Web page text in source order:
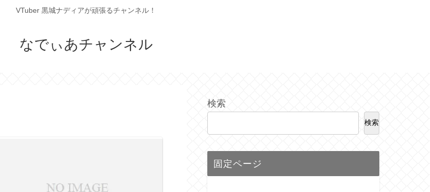
VTuber 黒城ナディアが頑張るチャンネル！
なでぃあチャンネル
検索
検索
固定ページ